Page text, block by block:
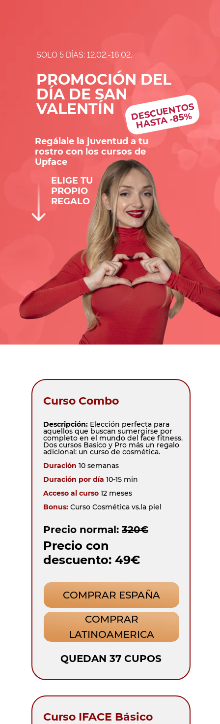
PROMOCIÓN DEL
DÍA DE SAN
VALENTÍN
SOLO 5 DÍAS: 12.02.-16.02.
Regálale la juventud a tu
rostro con los cursos de
Upface
ELIGE TU
PROPIO
REGALO
D
ES
C
U
E
NT
OS
H
AST
A -
85
%
Descripción: Elección perfecta para
aquellos que buscan sumergirse por
completo en el mundo del face fitness.
Dos cursos Basico y Pro más un regalo
adicional: un curso de cosmética.
Duración 10 semanas
Duración por día 10-15 min
Acceso al curso 12 meses
Bonus: Curso Cosmética vs.la piel
Precio normal: 320€
QUEDAN 37 CUPOS
Precio con
descuento: 49€
Curso Combo
Curso IFACE Básico
COMPRAR ESPAÑA
COMPRAR
LATINOAMERICA